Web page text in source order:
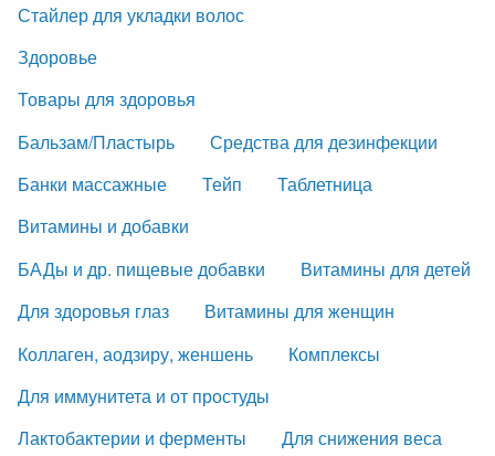
Стайлер для укладки волос
Здоровье
Товары для здоровья
Бальзам/Пластырь
Средства для дезинфекции
Банки массажные
Тейп
Таблетница
Витамины и добавки
БАДы и др. пищевые добавки
Витамины для детей
Для здоровья глаз
Витамины для женщин
Коллаген, аодзиру, женшень
Комплексы
Для иммунитета и от простуды
Лактобактерии и ферменты
Для снижения веса